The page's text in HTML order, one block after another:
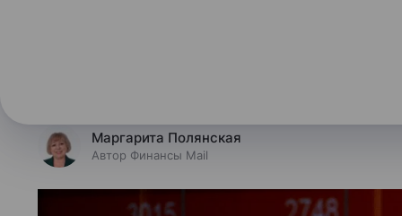
Финансы Mail изучили данные
выяснили, что происходит на
Маргарита Полянская
Автор Финансы Mail